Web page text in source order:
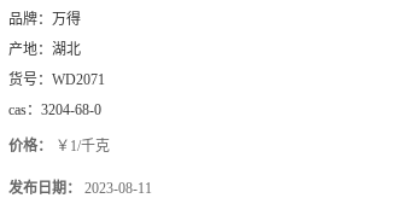
品牌： 万得
产地： 湖北
货号： WD2071
cas： 3204-68-0
价格： ￥1/千克
发布日期： 2023-08-11